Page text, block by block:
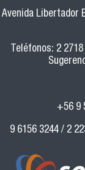
Avenida Libertador
Teléfonos: 2
+56 9
9 6156 3244 / 2